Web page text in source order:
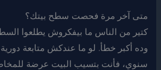
متى آخر مرة فحصت سطح بيتك؟
كتير من الناس ما بيفكروش يطلعوا
وده أكبر خطأ. لو ما عندكش متابعة
سنوي، فأنت بتسيب البيت عرضة